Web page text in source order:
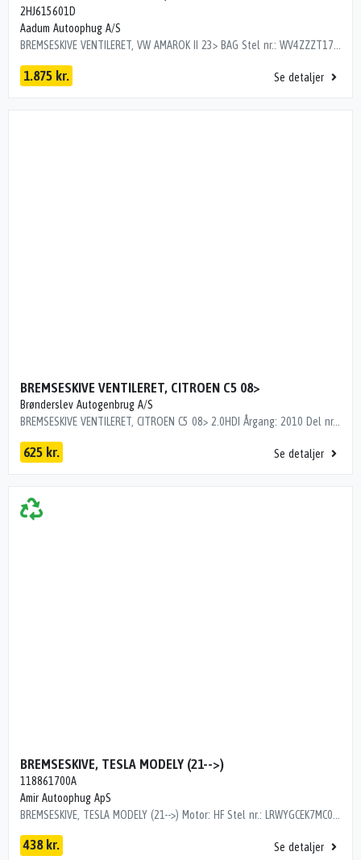
2HJ615601D
Aadum Autoophug A/S
1.875 kr. Se detaljer
BREMSESKIVE VENTILERET, CITROEN C5 08>
Brønderslev Autogenbrug A/S
BREMSESKIVE VENTILERET, CITROEN C5 08> 2.0HDI Årgang: 2010 Del nr.: N27147 Dito nr.: 05383791 DELPHI BG4083C. 304X28MM
625 kr. Se detaljer
BREMSESKIVE, TESLA MODELY (21-->)
118861700A
Amir Autoophug ApS
438 kr. Se detaljer